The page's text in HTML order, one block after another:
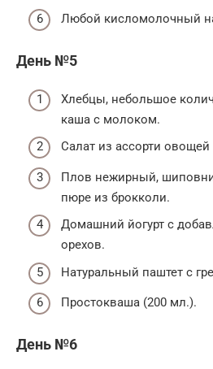
Любой кисломолочный
День №5
Хлебцы, небольшое
каша с молоком.
Салат из ассорти
Плов нежирный,
пюре из брокколи.
Домашний йогурт с
орехов.
Натуральный паштет с
Простокваша (200 мл.).
День №6